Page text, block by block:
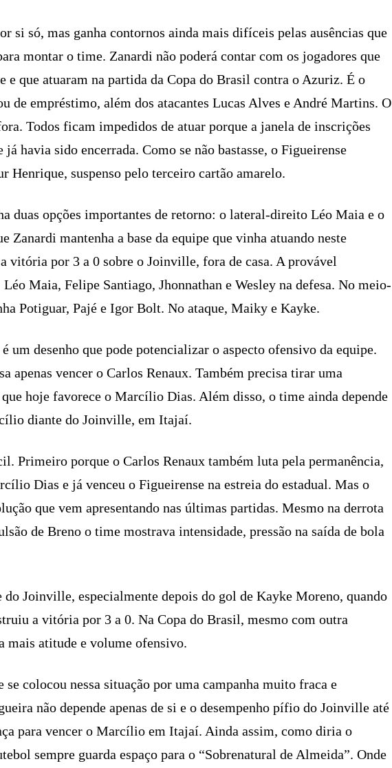
si só, mas ganha contornos ainda mais difíceis pelas ausências que
montar o time. Zanardi não poderá contar com os jogadores que
e que atuaram na partida da Copa do Brasil contra o Azuriz. É o
de empréstimo, além dos atacantes Lucas Alves e André Martins. O
Todos ficam impedidos de atuar porque a janela de inscrições
já havia sido encerrada. Como se não bastasse, o Figueirense
Henrique, suspenso pelo terceiro cartão amarelo.
duas opções importantes de retorno: o lateral-direito Léo Maia e o
Zanardi mantenha a base da equipe que vinha atuando neste
vitória por 3 a 0 sobre o Joinville, fora de casa. A provável
Maia, Felipe Santiago, Jhonnathan e Wesley na defesa. No meio-
Potiguar, Pajé e Igor Bolt. No ataque, Maiky e Kayke.
um desenho que pode potencializar o aspecto ofensivo da equipe.
apenas vencer o Carlos Renaux. Também precisa tirar uma
hoje favorece o Marcílio Dias. Além disso, o time ainda depende
diante do Joinville, em Itajaí.
Primeiro porque o Carlos Renaux também luta pela permanência,
Dias e já venceu o Figueirense na estreia do estadual. Mas o
que vem apresentando nas últimas partidas. Mesmo na derrota
de Breno o time mostrava intensidade, pressão na saída de bola
do Joinville, especialmente depois do gol de Kayke Moreno, quando
a vitória por 3 a 0. Na Copa do Brasil, mesmo com outra
mais atitude e volume ofensivo.
colocou nessa situação por uma campanha muito fraca e
não depende apenas de si e o desempenho pífio do Joinville até
para vencer o Marcílio em Itajaí. Ainda assim, como diria o
sempre guarda espaço para o “Sobrenatural de Almeida”. Onde